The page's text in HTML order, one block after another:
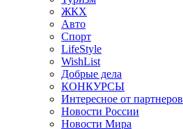
ЖКХ
Авто
Спорт
LifeStyle
WishList
Добрые дела
КОНКУРСЫ
Интересное от партнеров
Новости России
Новости Мира